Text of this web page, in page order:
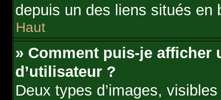
depuis un des liens situés en
Haut
» Comment puis-je afficher
d’utilisateur ?
Deux types d’images,